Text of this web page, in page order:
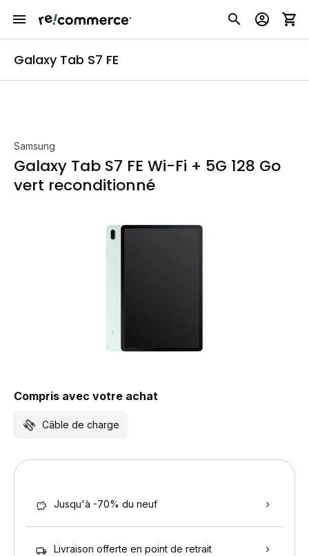
Galaxy Tab S7 FE
Samsung
Galaxy Tab S7 FE Wi-Fi + 5G 128 Go
vert reconditionné
Compris avec votre achat
Câble de charge
Jusqu'à -70% du neuf
Livraison offerte en point de retrait